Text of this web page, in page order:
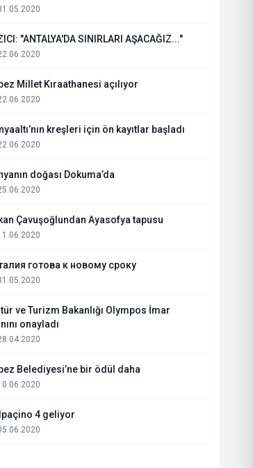
ve Orman Bakanı
uyarısı
"ANTALYA'DA SINIRLARI AŞACAĞIZ..."
Millet Kıraathanesi açılıyor
kreşleri için ön kayıtlar başladı
doğası Dokuma’da
Çavuşoğlundan Ayasofya tapusu
готова к новому сроку
ve Turizm Bakanlığı Olympos İmar
onayladı
Belediyesi’ne bir ödül daha
4 geliyor